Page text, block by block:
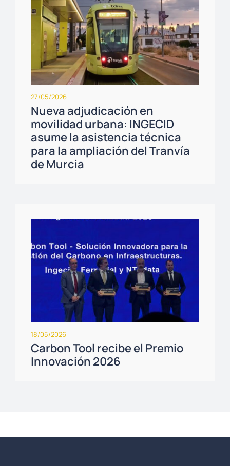
27/05/2026
Nueva adjudicación en
movilidad urbana: INGECID
asume la asistencia técnica
para la ampliación del Tranvía
de Murcia
18/05/2026
Carbon Tool recibe el Premio
Innovación 2026